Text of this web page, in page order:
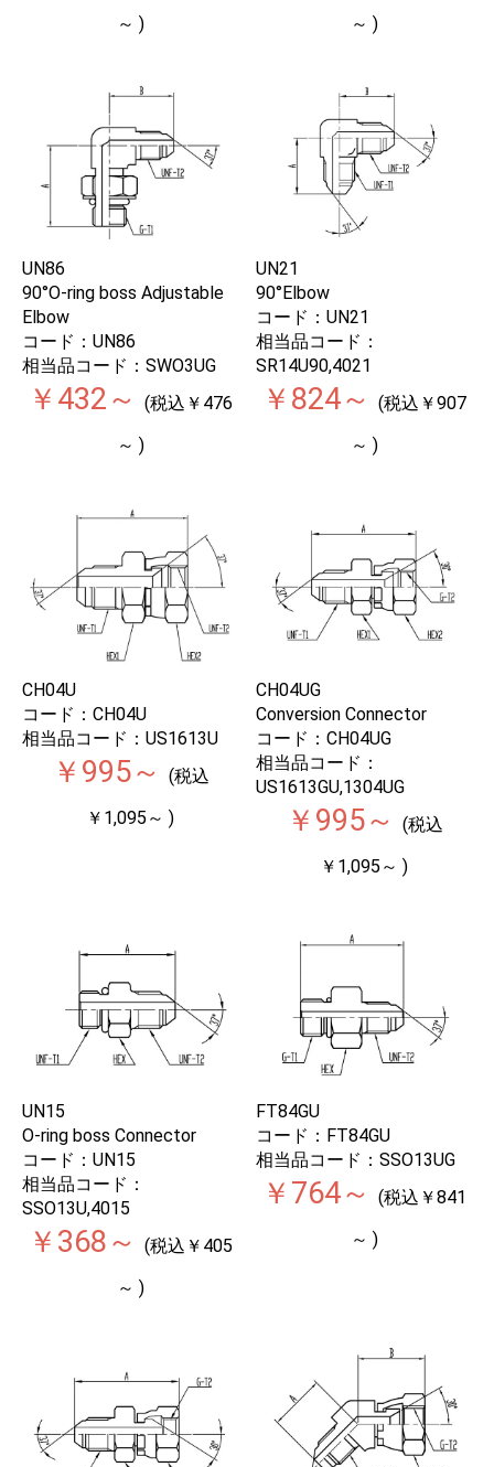
～ ) ～ )
UN86
90°O-ring boss Adjustable
Elbow
コード：UN86
相当品コード：SWO3UG
￥432～
(税込￥476
～ )
UN21
90°Elbow
コード：UN21
相当品コード：
SR14U90,4021
￥824～
(税込￥907
～ )
CH04U
コード：CH04U
相当品コード：US1613U
￥995～
(税込
￥1,095～ )
CH04UG
Conversion Connector
コード：CH04UG
相当品コード：
US1613GU,1304UG
￥995～
(税込
￥1,095～ )
UN15
O-ring boss Connector
コード：UN15
相当品コード：
SSO13U,4015
￥368～
(税込￥405
～ )
FT84GU
コード：FT84GU
相当品コード：SSO13UG
￥764～
(税込￥841
～ )